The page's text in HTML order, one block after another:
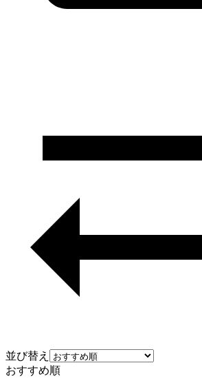
並び替え
おすすめ順